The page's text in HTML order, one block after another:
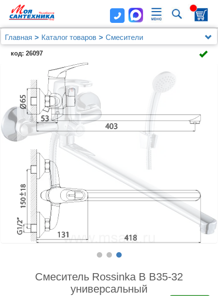
Главная Каталог товаров
Смесители
С длинным изливом (универсальные)
Смеситель Rossinka B B35-32 универсальный
код: 26097
Смеситель Rossinka B B35-32
универсальный